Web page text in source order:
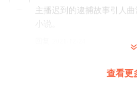
主播迟到的逮捕故事引人
小说。
查看更